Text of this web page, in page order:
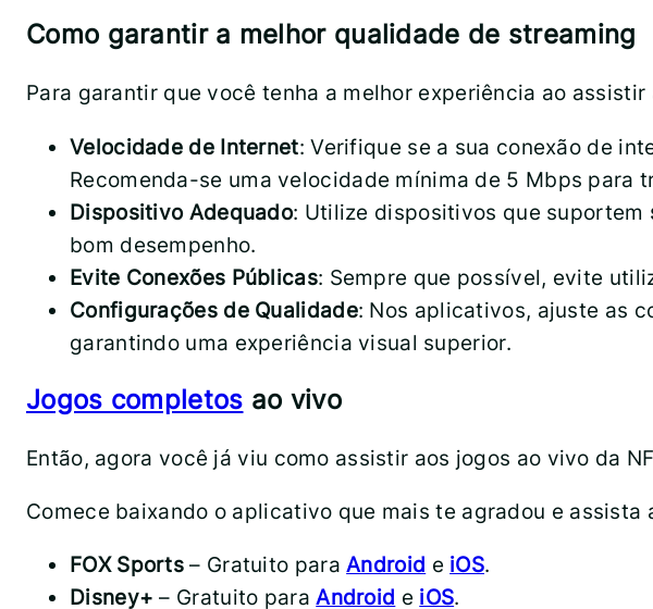
Como garantir a melhor qualidade de streaming
Para garantir que você tenha a melhor experiência ao assistir
Velocidade de Internet: Verifique se a sua conexão de
Recomenda-se uma velocidade mínima de 5 Mbps para
Dispositivo Adequado: Utilize dispositivos que suportem
bom desempenho.
Evite Conexões Públicas: Sempre que possível, evite
Configurações de Qualidade: Nos aplicativos, ajuste as
garantindo uma experiência visual superior.
Jogos completos ao vivo
Então, agora você já viu como assistir aos jogos ao vivo da
Comece baixando o aplicativo que mais te agradou e
FOX Sports – Gratuito paraAndroid e iOS.
Disney+ – Gratuito paraAndroid e iOS.